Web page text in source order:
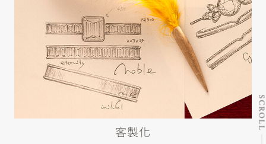
客製化